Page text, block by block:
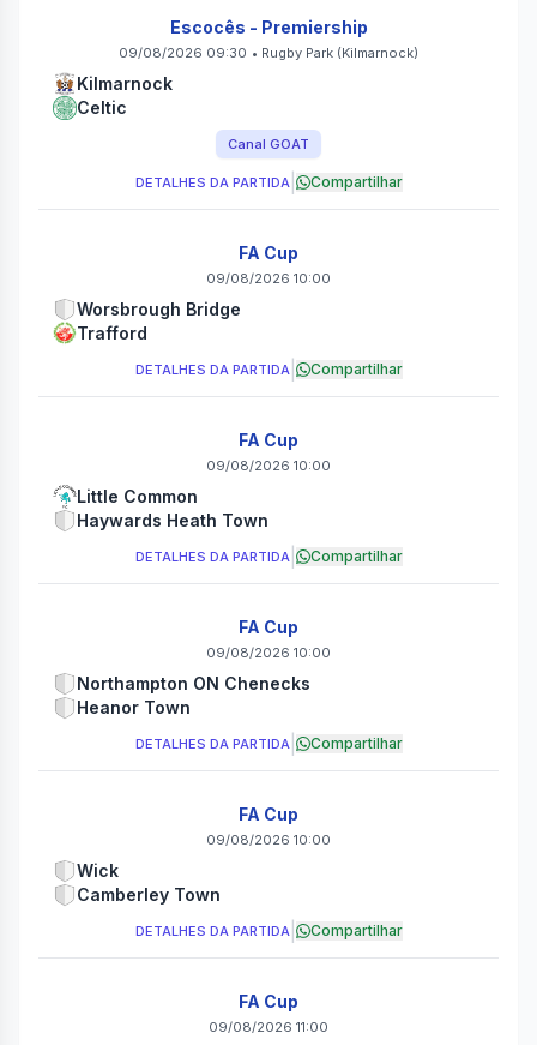
Escocês - Premiership
09/08/2026 09:30 • Rugby Park (Kilmarnock)
Kilmarnock
Celtic
Canal GOAT
DETALHES DA PARTIDA| Compartilhar
FA Cup
09/08/2026 10:00
Worsbrough Bridge
Trafford
DETALHES DA PARTIDA| Compartilhar
FA Cup
09/08/2026 10:00
Little Common
Haywards Heath Town
DETALHES DA PARTIDA| Compartilhar
FA Cup
09/08/2026 10:00
Northampton ON Chenecks
Heanor Town
DETALHES DA PARTIDA| Compartilhar
FA Cup
09/08/2026 10:00
Wick
Camberley Town
DETALHES DA PARTIDA| Compartilhar
FA Cup
09/08/2026 11:00